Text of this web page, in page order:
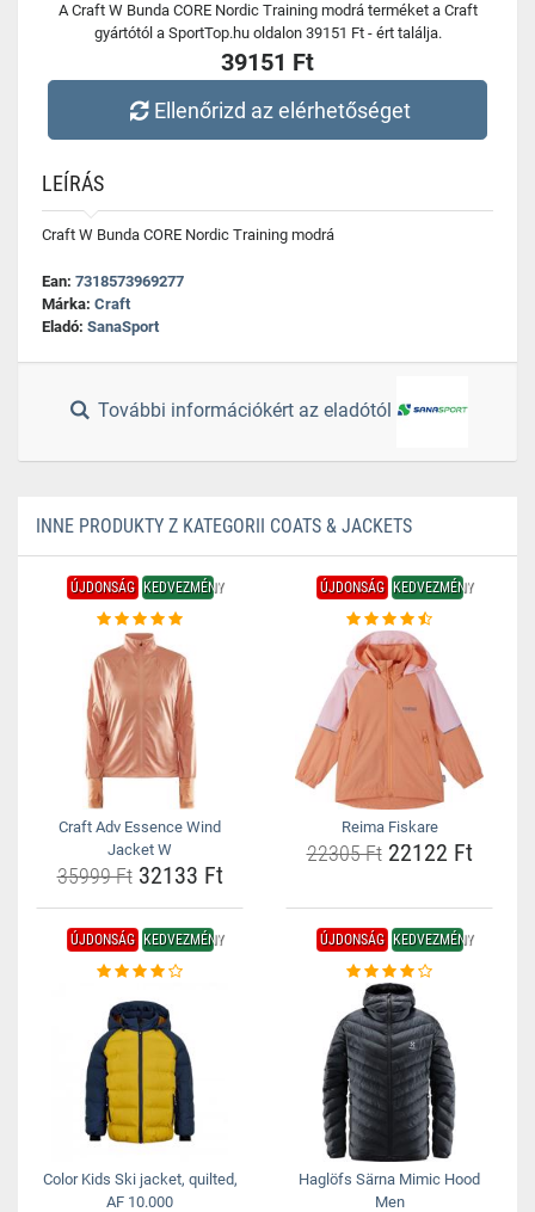
A Craft W Bunda CORE Nordic Training modrá terméket a Craft
gyártótól a SportTop.hu oldalon 39151 Ft - ért találja.
39151 Ft
Ellenőrizd az elérhetőséget
LEÍRÁS
Craft W Bunda CORE Nordic Training modrá
Ean: 7318573969277
Márka: Craft
Eladó: SanaSport
További információkért az eladótól
INNE PRODUKTY Z KATEGORII COATS & JACKETS
ÚJDONSÁG KEDVEZMÉNY
Craft Adv Essence Wind
Jacket W
35999 Ft32133 Ft
ÚJDONSÁG KEDVEZMÉNY
Reima Fiskare
22305 Ft22122 Ft
ÚJDONSÁG KEDVEZMÉNY
Color Kids Ski jacket, quilted,
AF 10.000
ÚJDONSÁG KEDVEZMÉNY
Haglöfs Särna Mimic Hood
Men